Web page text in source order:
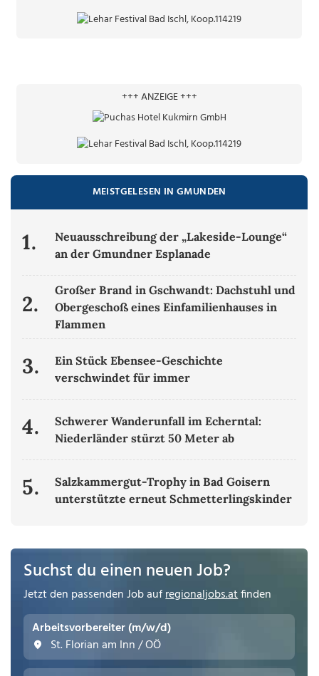
+++ ANZEIGE +++
MEISTGELESEN IN GMUNDEN
1.
Neuausschreibung der „Lakeside-Lounge“
an der Gmundner Esplanade
2.
Großer Brand in Gschwandt: Dachstuhl und
Obergeschoß eines Einfamilienhauses in
Flammen
3.
Ein Stück Ebensee-Geschichte
verschwindet für immer
4.
Schwerer Wanderunfall im Echerntal:
Niederländer stürzt 50 Meter ab
5.
Salzkammergut-Trophy in Bad Goisern
unterstützte erneut Schmetterlingskinder
Suchst du einen neuen Job?
Jetzt den passenden Job aufregionaljobs.atfinden
Arbeitsvorbereiter (m/w/d)
St. Florian am Inn / OÖ